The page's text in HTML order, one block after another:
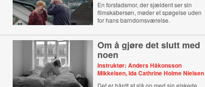
En forstadsmor, der sjældent ser sin
filmskabersøn, møder et spøgelse uden
for hans barndomsværelse.
Om å gjøre det slutt med
noen
Instruktør: Anders Håkonsson
Mikkelsen, Ida Cathrine Holme Nielsen
Det er hårdt at slå op med sin elskede.